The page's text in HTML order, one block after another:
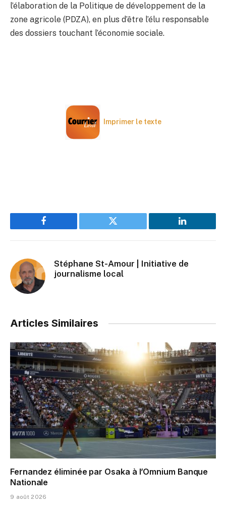
l’élaboration de la Politique de développement de la
zone agricole (PDZA), en plus d’être l’élu responsable
des dossiers touchant l’économie sociale.
Imprimer le texte
Facebook Twitter LinkedIn
Stéphane St-Amour | Initiative de
journalisme local
Articles Similaires
Fernandez éliminée par Osaka à l’Omnium Banque
Nationale
9 août 2026